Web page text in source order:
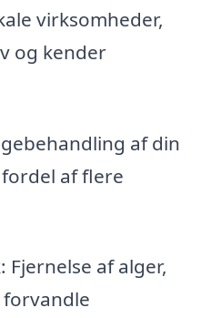
virksomheder,
og kender
af din
af flere
af alger,
forvandle